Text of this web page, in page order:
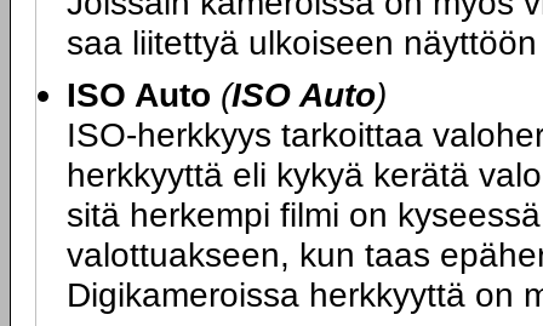
saa liitettyä ulkoiseen
ISO Auto (ISO Auto)
ISO-herkkyys tarkoittaa
herkkyyttä eli kykyä kerätä
sitä herkempi filmi on
valottuakseen, kun taas
Digikameroissa herkkyyttä on